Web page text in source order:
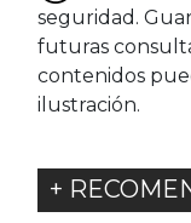
seguridad.
futuras
contenidos
ilustración.
+